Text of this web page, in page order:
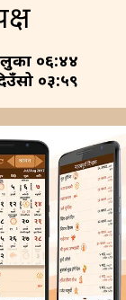
०६:४४
०३:५९